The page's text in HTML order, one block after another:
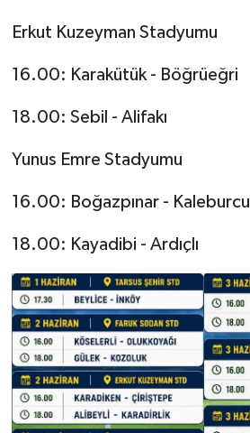
Erkut Kuzeyman Stadyumu
16.00: Karakütük - Böğrüeğri
18.00: Sebil - Alifakı
Yunus Emre Stadyumu
16.00: Boğazpınar - Kaleburcu
18.00: Kayadibi - Ardıçlı